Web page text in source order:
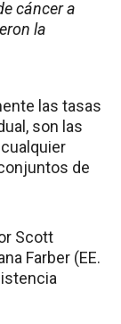
cáncer a
la
las tasas
son las
de
Scott
Farber (EE.